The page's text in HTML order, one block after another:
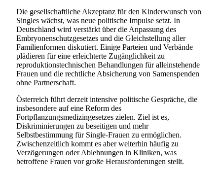
Die gesellschaftliche Akzeptanz für den Kinderwunsch von
Singles wächst, was neue politische Impulse setzt. In
Deutschland wird verstärkt über die Anpassung des
Embryonenschutzgesetzes und die Gleichstellung aller
Familienformen diskutiert. Einige Parteien und Verbände
plädieren für eine erleichterte Zugänglichkeit zu
reproduktionstechnischen Behandlungen für alleinstehende
Frauen und die rechtliche Absicherung von Samenspenden
ohne Partnerschaft.
Österreich führt derzeit intensive politische Gespräche, die
insbesondere auf eine Reform des
Fortpflanzungsmedizingesetzes zielen. Ziel ist es,
Diskriminierungen zu beseitigen und mehr
Selbstbestimmung für Single-Frauen zu ermöglichen.
Zwischenzeitlich kommt es aber weiterhin häufig zu
Verzögerungen oder Ablehnungen in Kliniken, was
betroffene Frauen vor große Herausforderungen stellt.